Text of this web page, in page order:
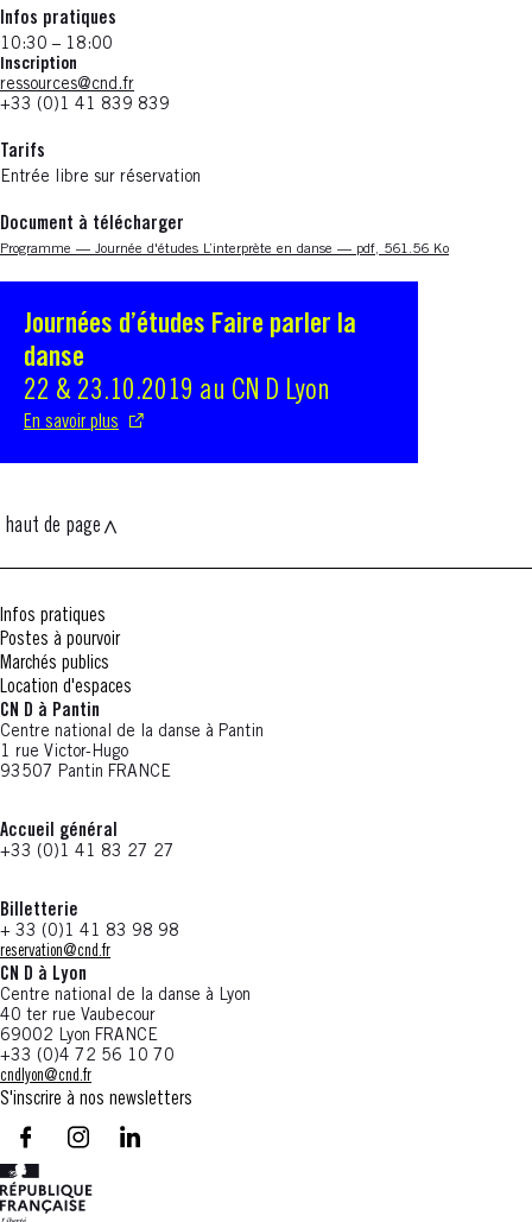
Infos pratiques
10:30 – 18:00
Inscription
ressources@cnd.fr
+33 (0)1 41 839 839
Tarifs
Entrée libre sur réservation
Document à télécharger
Nouvelle fenêtre
Programme — Journée d'études L’interprète en danse — pdf, 561.56 Ko
Journées d’études Faire parler la
danse
22 & 23.10.2019 au CN D Lyon
En savoir plus
S'ouvre dans une nouvelle fenêtre
haut de page
Infos pratiques
Postes à pourvoir
Marchés publics
Location d'espaces
CN D à Pantin
Centre national de la danse à Pantin
1 rue Victor-Hugo
93507 Pantin FRANCE
Accueil général
+33 (0)1 41 83 27 27
Billetterie
+ 33 (0)1 41 83 98 98
reservation@cnd.fr
CN D à Lyon
Centre national de la danse à Lyon
40 ter rue Vaubecour
69002 Lyon FRANCE
+33 (0)4 72 56 10 70
cndlyon@cnd.fr
S'inscrire à nos newsletters
facebook - CN D - Nouvelle fenêtre
instagram - CN D - Nouvelle fenêtre
LinkedIn - CN D - Nouvelle fenêtre